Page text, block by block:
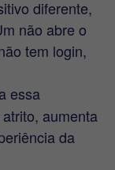
diferente,
não abre o
tem login,
essa
aumenta
da